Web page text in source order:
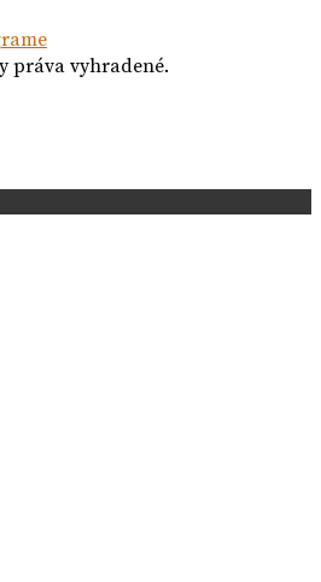
práva vyhradené.